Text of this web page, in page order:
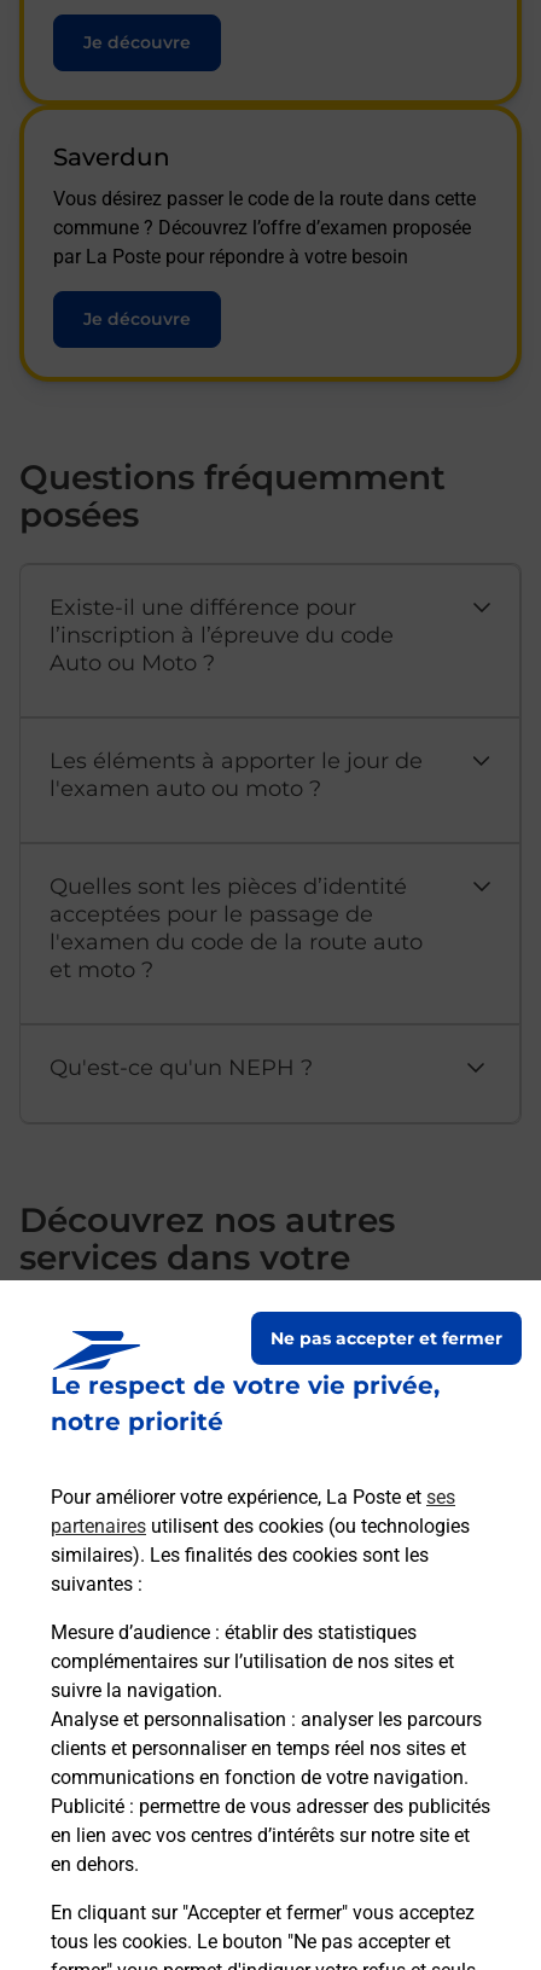
Le respect de votre vie privée,
notre priorité
Pour améliorer votre expérience, La Poste et ses
partenaires utilisent des cookies (ou technologies
similaires). Les finalités des cookies sont les
suivantes :
Mesure d’audience : établir des statistiques
complémentaires sur l’utilisation de nos sites et
suivre la navigation.
Analyse et personnalisation : analyser les parcours
clients et personnaliser en temps réel nos sites et
communications en fonction de votre navigation.
Publicité : permettre de vous adresser des publicités
en lien avec vos centres d’intérêts sur notre site et
en dehors.
En cliquant sur "Accepter et fermer" vous acceptez
tous les cookies. Le bouton "Ne pas accepter et
Ne pas accepter et fermer
Je découvre
Saverdun
Vous désirez passer le code de la route dans cette
commune ? Découvrez l’offre d’examen proposée
par La Poste pour répondre à votre besoin
Je découvre
Questions fréquemment
posées
Existe-il une différence pour
l’inscription à l’épreuve du code
Auto ou Moto ?
Les éléments à apporter le jour de
l'examen auto ou moto ?
Quelles sont les pièces d’identité
acceptées pour le passage de
l'examen du code de la route auto
et moto ?
Qu'est-ce qu'un NEPH ?
Découvrez nos autres
services dans votre
Souscrire à la téléassistance
Vous cherchez une téléassistance, téléalarme dans
la commune Lavelanet ?
Découvrez nos offres.
En savoir plus
Localiser Liste
Liste - examen code de la route